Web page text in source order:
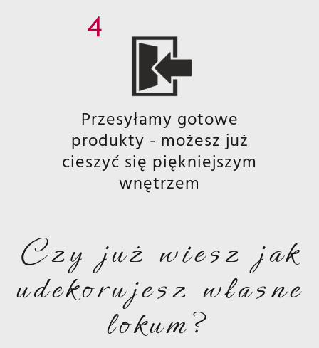
Przesyłamy gotowe
produkty - możesz już
cieszyć się piękniejszym
wnętrzem
Czy już wiesz jak
udekorujesz własne
lokum?